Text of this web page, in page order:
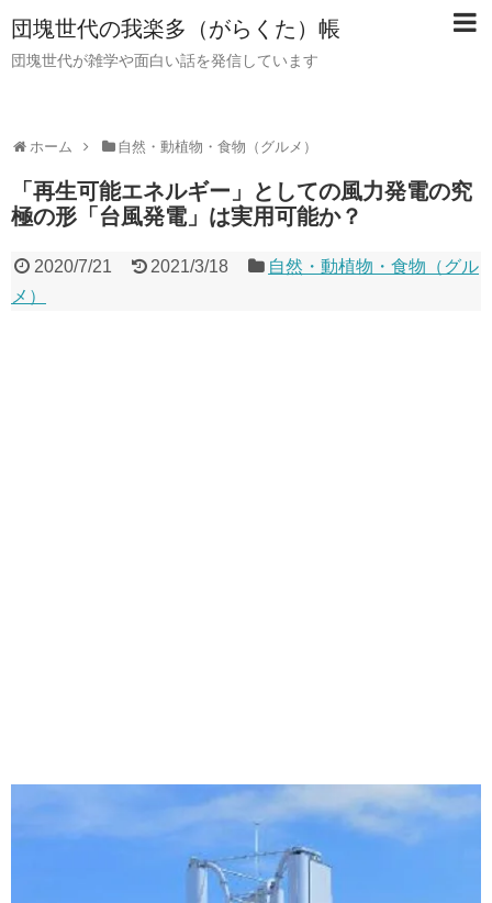
団塊世代の我楽多（がらくた）帳
団塊世代が雑学や面白い話を発信しています
ホーム 自然・動植物・食物（グルメ）
「再生可能エネルギー」としての風力発電の究
極の形「台風発電」は実用可能か？
2020/7/21 2021/3/18
自然・動植物・食物（グル
メ）